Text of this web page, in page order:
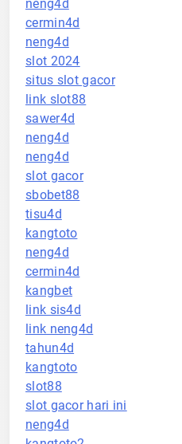
neng4d
cermin4d
neng4d
slot 2024
situs slot gacor
link slot88
sawer4d
neng4d
neng4d
slot gacor
sbobet88
tisu4d
kangtoto
neng4d
cermin4d
kangbet
link sis4d
link neng4d
tahun4d
kangtoto
slot88
slot gacor hari ini
neng4d